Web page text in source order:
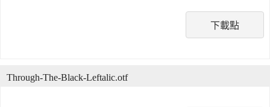
下載點
Through-The-Black-Leftalic.otf